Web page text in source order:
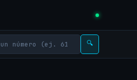
🔍